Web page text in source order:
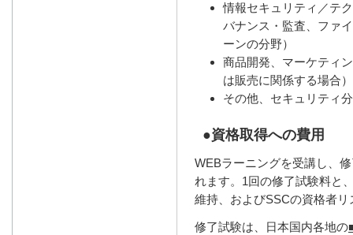
情報セキュリティ／テ
バナンス・監査、ファ
ーンの分野）
商品開発、マーケティ
は販売に関係する場合）
その他、セキュリティ
●資格取得への費用
WEBラーニングを受講し、
れます。1回の修了試験料と
維持、およびSSCの資格者
修了試験は、日本国内各地の